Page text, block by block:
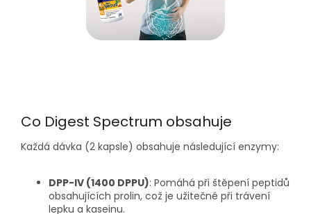
Co Digest Spectrum obsahuje
Každá dávka (2 kapsle) obsahuje následující enzymy:
DPP-IV (1400 DPPU): Pomáhá při štěpení peptidů
obsahujících prolin, což je užitečné při trávení
lepku a kaseinu.